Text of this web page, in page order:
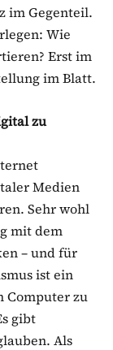
im Gegenteil.
Wie
Erst im
im Blatt.
zu
Medien
Sehr wohl
mit dem
– und für
ist ein
Computer zu
gibt
Als